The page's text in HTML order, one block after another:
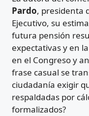
Pardo, presidenta
Ejecutivo, su
futura pensión
expectativas y en
en el Congreso y
frase casual se
ciudadanía exigir
respaldadas por
formalizados?